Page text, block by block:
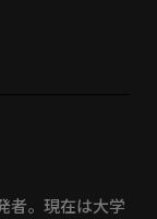
者。現在は大学